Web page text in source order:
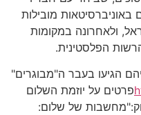
מובילות
ולאחרונה במקומות
הפלסטינית.
הגיעו בעבר ה"מבוגרים"
פרטים על יוזמת השלום
של שלום: